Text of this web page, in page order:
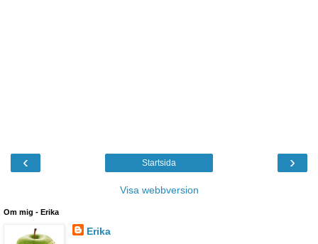
‹ ›
Startsida
Visa webbversion
Om mig - Erika
Erika